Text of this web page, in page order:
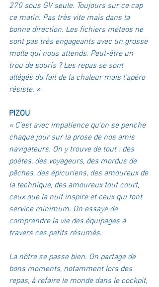
270 sous GV seule. Toujours sur ce cap
ce matin. Pas très vite mais dans la
bonne direction. Les fichiers méteos ne
sont pas très engageants avec un grosse
molle qui nous attends. Peut-être un
trou de souris ? Les repas se sont
allégés du fait de la chaleur mais l’apéro
résiste. »
PIZOU
« C'est avec impatience qu'on se penche
chaque jour sur la prose de nos amis
navigateurs. On y trouve de tout : des
poètes, des voyageurs, des mordus de
pêches, des épicuriens, des amoureux de
la technique, des amoureux tout court,
ceux que la nuit inspire et ceux qui font
service minimum. On essaye de
comprendre la vie des équipages à
travers ces petits résumés.
La nôtre se passe bien. On partage de
bons moments, notamment lors des
repas, à refaire le monde dans le cockpit,